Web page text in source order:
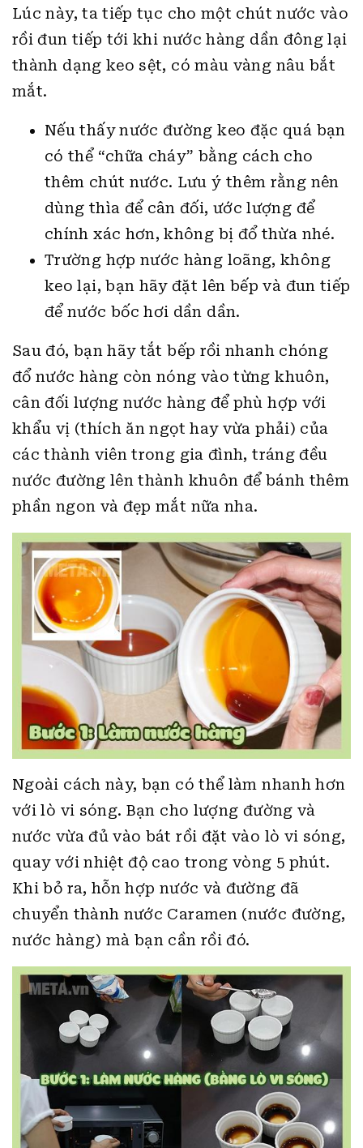
Lúc này, ta tiếp tục cho một chút nước vào
rồi đun tiếp tới khi nước hàng dần đông lại
thành dạng keo sệt, có màu vàng nâu bắt
mắt.
Nếu thấy nước đường keo đặc quá bạn
có thể “chữa cháy” bằng cách cho
thêm chút nước. Lưu ý thêm rằng nên
dùng thìa để cân đối, ước lượng để
chính xác hơn, không bị đổ thừa nhé.
Trường hợp nước hàng loãng, không
keo lại, bạn hãy đặt lên bếp và đun tiếp
để nước bốc hơi dần dần.
Sau đó, bạn hãy tắt bếp rồi nhanh chóng
đổ nước hàng còn nóng vào từng khuôn,
cân đối lượng nước hàng để phù hợp với
khẩu vị (thích ăn ngọt hay vừa phải) của
các thành viên trong gia đình, tráng đều
nước đường lên thành khuôn để bánh thêm
phần ngon và đẹp mắt nữa nha.
Ngoài cách này, bạn có thể làm nhanh hơn
với lò vi sóng. Bạn cho lượng đường và
nước vừa đủ vào bát rồi đặt vào lò vi sóng,
quay với nhiệt độ cao trong vòng 5 phút.
Khi bỏ ra, hỗn hợp nước và đường đã
chuyển thành nước Caramen (nước đường,
nước hàng) mà bạn cần rồi đó.